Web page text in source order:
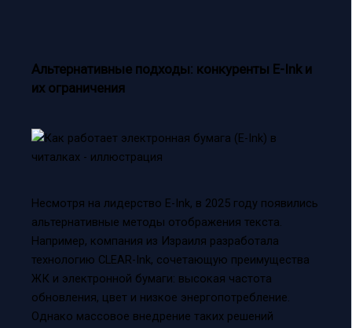
Альтернативные подходы: конкуренты E-Ink и
их ограничения
Несмотря на лидерство E-Ink, в 2025 году появились
альтернативные методы отображения текста.
Например, компания из Израиля разработала
технологию CLEAR-Ink, сочетающую преимущества
ЖК и электронной бумаги: высокая частота
обновления, цвет и низкое энергопотребление.
Однако массовое внедрение таких решений